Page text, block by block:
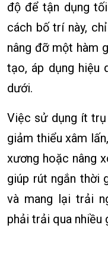
độ để tận dụng
cách bố trí này,
nâng đỡ một hàm
tạo, áp dụng hiệu
dưới.
Việc sử dụng ít trụ
giảm thiểu xâm
xương hoặc nâng
giúp rút ngắn thời
và mang lại trải
phải trải qua nhiều